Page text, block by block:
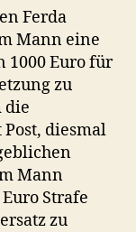
Ferda
Mann eine
1000 Euro für
zu
die
diesmal
Mann
Strafe
zu